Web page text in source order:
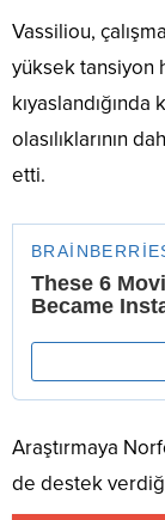
Vassiliou,
yüksek tansiyon
olasılıklarının
etti.
Araştırmaya
de destek